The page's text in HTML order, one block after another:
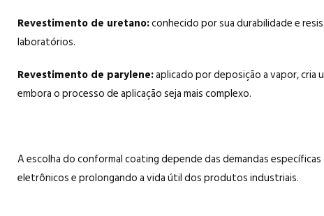
Revestimento de uretano:conhecido por sua durabilidade e
laboratórios.
Revestimento de parylene:aplicado por deposição a vapor, cria
embora o processo de aplicação seja mais complexo.
A escolha do conformal coating depende das demandas
eletrônicos e prolongando a vida útil dos produtos industriais.